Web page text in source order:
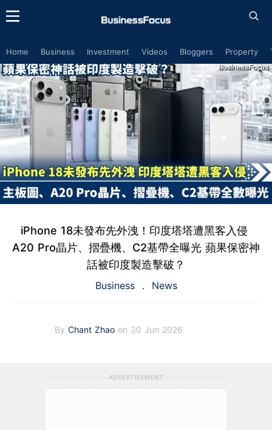
Home Business Investment Videos Bloggers Property
iPhone 18未發布先外洩！印度塔塔遭黑客入侵
A20 Pro晶片、摺疊機、C2基帶全曝光 蘋果保密神
話被印度製造擊破？
Business News
By Chant Zhao on 30 Jun 2026
ADVERTISEMENT